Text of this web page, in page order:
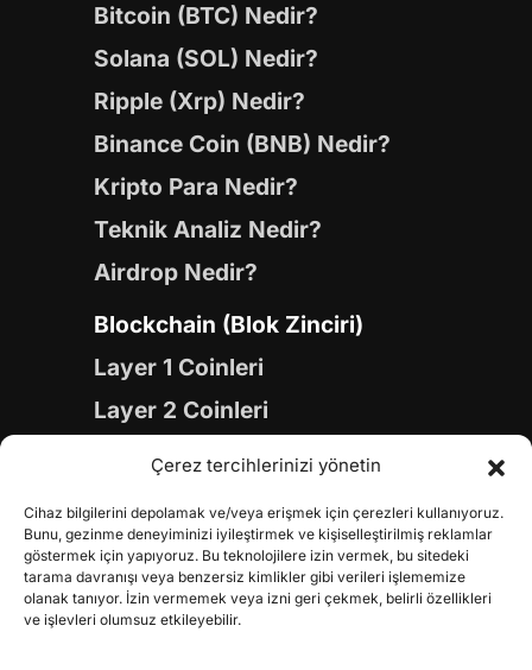
Çerez tercihlerinizi yönetin
Cihaz bilgilerini depolamak ve/veya erişmek için çerezleri kullanıyoruz.
Bunu, gezinme deneyiminizi iyileştirmek ve kişiselleştirilmiş reklamlar
göstermek için yapıyoruz. Bu teknolojilere izin vermek, bu sitedeki
tarama davranışı veya benzersiz kimlikler gibi verileri işlememize
olanak tanıyor. İzin vermemek veya izni geri çekmek, belirli özellikleri
ve işlevleri olumsuz etkileyebilir.
Bitcoin (BTC) Nedir?
Solana (SOL) Nedir?
Ripple (Xrp) Nedir?
Binance Coin (BNB) Nedir?
Kripto Para Nedir?
Teknik Analiz Nedir?
Airdrop Nedir?
Blockchain (Blok Zinciri)
Layer 1 Coinleri
Layer 2 Coinleri
Yapay Zeka (AI) Coinleri
Gaming Coinleri
RWA Coinleri
DeFi Coinleri